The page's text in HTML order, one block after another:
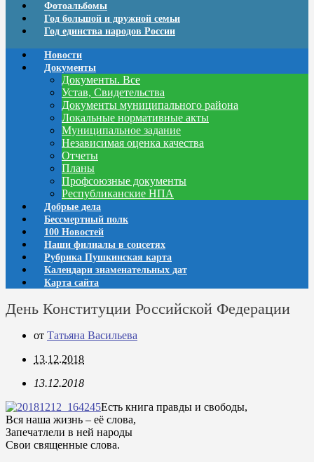
Фотоальбомы
Год большой и дружной семьи
Год единства народов России
Новости
Документы
Документы. Все
Устав, Свидетельства
Документы муниципального района
Локальные нормативные акты
Муниципальное задание
Независимая оценка качества
Отчеты
Планы
Профсоюзные документы
Республиканские НПА
Добрые дела
Бессмертный полк
100 Новостей
Наши филиалы в соцсетях
Рубрика Пушкинская карта
Календари знаменательных дат
Карта сайта
День Конституции Российской Федерации
от Татьяна Васильева
13.12.2018
13.12.2018
Есть книга правды и свободы,
Вся наша жизнь – её слова,
Запечатлели в ней народы
Свои священные слова.